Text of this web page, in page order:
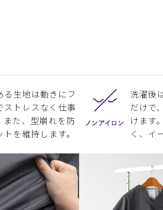
る生地は動きにフ
ストレスなく仕事
また、型崩れを防
を維持します。
洗濯後
だけで
けます
く、イ